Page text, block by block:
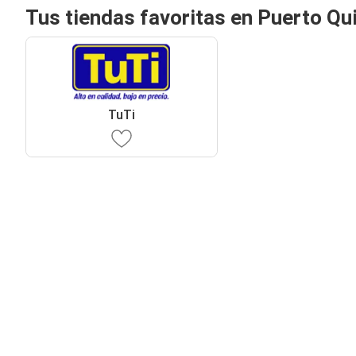
Tus tiendas favoritas en Puerto
TuTi